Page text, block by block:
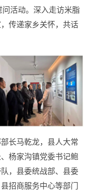
问活动。深入走访米脂
传递家乡关怀，共话
长马乾龙，县人大常
杨家沟镇党委书记鲍
，县委统战部、县委
招商服务中心等部门